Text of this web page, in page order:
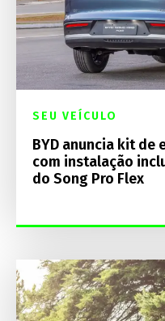
SEU VEÍCULO
BYD anuncia kit de
com instalação
do Song Pro Flex